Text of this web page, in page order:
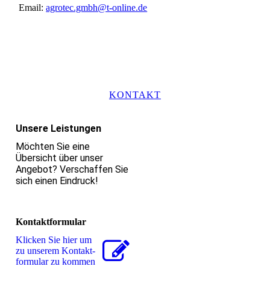
Email:agrotec.gmbh@t-online.de
KONTAKT
Unsere Leistungen
Möchten Sie eine
Übersicht über unser
Angebot? Verschaffen Sie
sich einen Eindruck!
Kontaktformular
Klicken Sie hier um
zu unserem Kon­takt­
for­mu­lar zu kommen